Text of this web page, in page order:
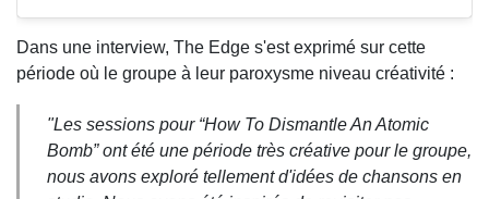
Dans une interview, The Edge s'est exprimé sur cette
période où le groupe à leur paroxysme niveau créativité :
"Les sessions pour “How To Dismantle An Atomic
Bomb” ont été une période très créative pour le groupe,
nous avons exploré tellement d'idées de chansons en